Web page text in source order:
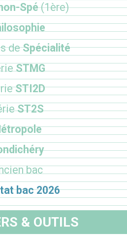
Spé(1ère)
deSpécialité
STMG
STI2D
ST2S
bac
bac 2026
& OUTILS